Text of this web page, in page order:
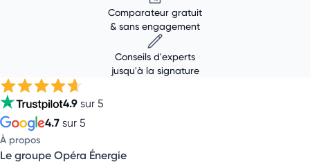
Comparateur gratuit
& sans engagement
Conseils d'experts
jusqu'à la signature
4.9 sur 5
4.7 sur 5
À propos
Le groupe Opéra Énergie